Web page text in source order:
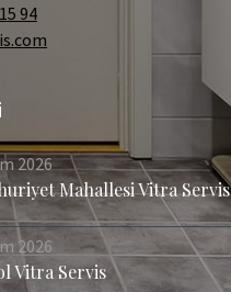
94
2026
Mahallesi Vitra Servis
2026
Vitra Servis